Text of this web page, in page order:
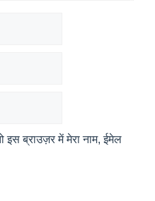
इस ब्राउज़र में मेरा नाम, ईमेल